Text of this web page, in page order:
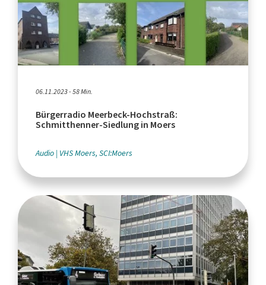
06.11.2023 - 58 Min.
Bürgerradio Meerbeck-Hochstraß:
Schmitthenner-Siedlung in Moers
Audio VHS Moers, SCI:Moers